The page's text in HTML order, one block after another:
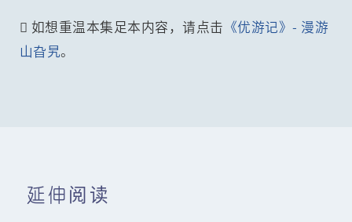
 如想重温本集足本内容，请点击 《优游记》- 漫游
山旮旯。
延伸阅读